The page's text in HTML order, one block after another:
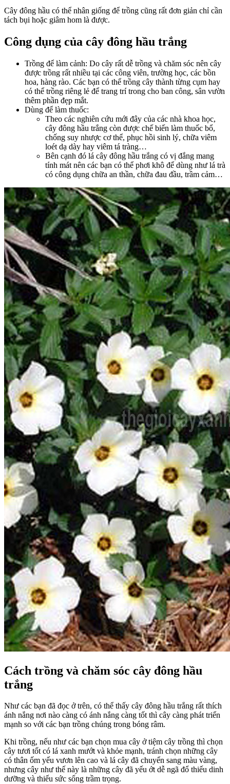
Cây đông hầu có thể nhân giống để trồng cũng rất đơn giản chỉ cần
tách bụi hoặc giâm hom là được.
Công dụng của cây đông hầu trắng
Trồng để làm cảnh: Do cây rất dễ trồng và chăm sóc nên cây
được trồng rất nhiều tại các công viên, trường học, các bồn
hoa, hàng rào. Các bạn có thể trồng cây thành từng cụm hay
có thể trồng riêng lẻ để trang trí trong cho ban công, sân vườn
thêm phần đẹp mắt.
Dùng để làm thuốc:
Theo các nghiên cứu mới đây của các nhà khoa học,
cây đông hầu trắng còn được chế biến làm thuốc bổ,
chống suy nhược cơ thể, phục hồi sinh lý, chữa viêm
loét dạ dày hay viêm tá tràng…
Bên cạnh đó lá cây đông hầu trắng có vị đắng mang
tính mát nên các bạn có thể phơi khô để dùng như lá trà
có công dụng chữa an thần, chữa đau đầu, trầm cảm…
Cách trồng và chăm sóc cây đông hầu
trắng
Như các bạn đã đọc ở trên, có thể thấy cây đông hầu trắng rất thích
ánh nắng nơi nào càng có ánh nắng càng tốt thì cây càng phát triển
mạnh so với các bạn trồng chúng trong bóng râm.
Khi trồng, nếu như các bạn chọn mua cây ở tiệm cây trồng thì chọn
cây tươi tốt có lá xanh mướt và khỏe mạnh, tránh chọn những cây
có thân ốm yếu vươn lên cao và lá cây đã chuyển sang màu vàng,
nhưng cây như thế này là những cây đã yếu ớt dễ ngã đổ thiếu dinh
dưỡng và thiếu sức sống trầm trọng.